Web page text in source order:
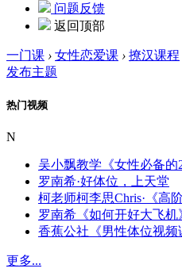
问题反馈
返回顶部
一门课 › 女性恋爱课 › 撩汉课程
发布主题
热门视频
N
吴小飘教学《女性必备
罗南希·好体位，上天堂
柯老师柯李思Chris·《高
罗南希《如何开好大飞机
香蕉公社《男性体位视频
更多...